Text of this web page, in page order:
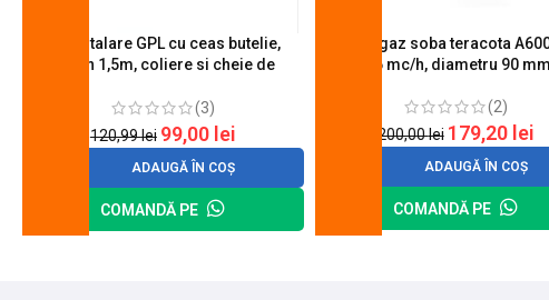
Kit instalare GPL cu ceas butelie,
furtun 1,5m, coliere si cheie de
(3)
120,99lei 99,00 lei
ADAUGĂ ÎN COȘ
COMANDĂ PE
Arzator gaz soba teracota
0.6 mc/h, diametru 90 mm
(2)
200,00lei 179,20 lei
ADAUGĂ ÎN COȘ
COMANDĂ PE